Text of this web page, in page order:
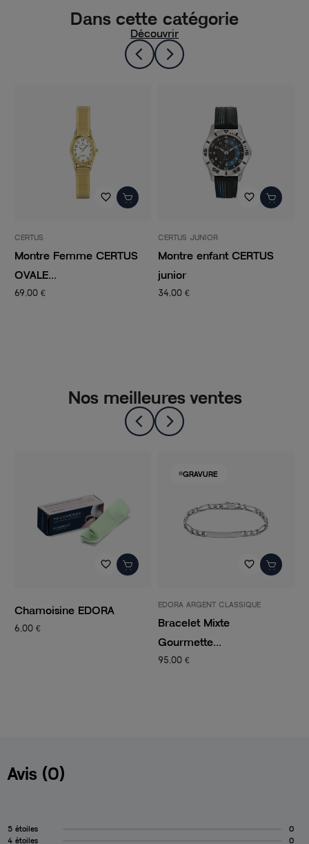
Dans cette catégorie
Découvrir
favorite_border
CERTUS
Montre Femme CERTUS
OVALE...
69,00 €
favorite_border
CERTUS JUNIOR
Montre enfant CERTUS
junior
34,00 €
Nos meilleures ventes
favorite_border
Chamoisine EDORA
6,00 €
GRAVURE
favorite_border
EDORA ARGENT CLASSIQUE
Bracelet Mixte
Gourmette...
95,00 €
Avis (0)
5 étoiles
0
4 étoiles
0